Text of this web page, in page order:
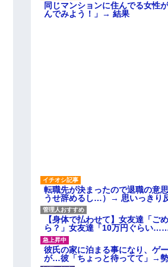
同じマンションに住んでる女性
んでみよう！」→ 結果
転職先が決まったので退職の意
うせ辞めるし…）→ 思いっきり
【身体で払わせて】女友達「
ら？」女友達「10万円ぐらい
彼氏の家に泊まる事になり、ゲ
が…彼「ちょっと待ってて」→